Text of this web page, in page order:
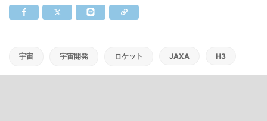
宇宙 宇宙開発 ロケット JAXA H3